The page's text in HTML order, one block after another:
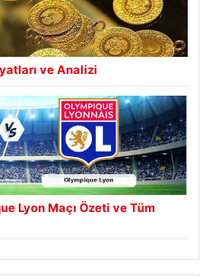
ve Analizi
Lyon Maçı Özeti ve Tüm